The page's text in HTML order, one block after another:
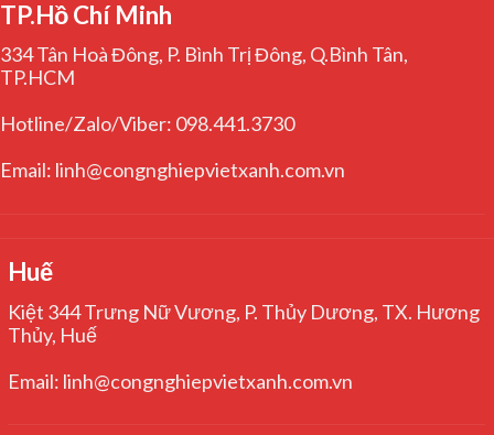
TP.Hồ Chí Minh
334 Tân Hoà Đông, P. Bình Trị Đông, Q.Bình Tân,
TP.HCM
Hotline/Zalo/Viber: 098.441.3730
Email: linh@congnghiepvietxanh.com.vn
Huế
Kiệt 344 Trưng Nữ Vương, P. Thủy Dương, TX. Hương
Thủy, Huế
Email: linh@congnghiepvietxanh.com.vn